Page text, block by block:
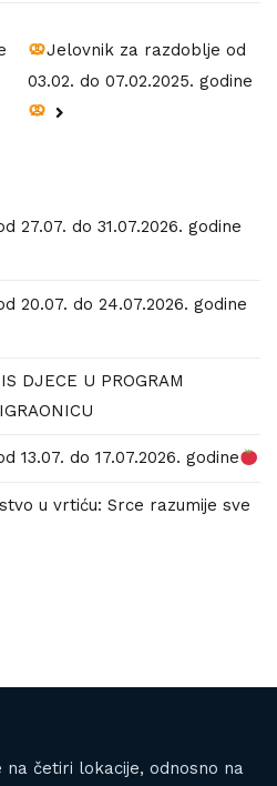
Jelovnik za razdoblje od
03.02. do 07.02.2025. godine
27.07. do 31.07.2026. godine
20.07. do 24.07.2026. godine
DJECE U PROGRAM
13.07. do 17.07.2026. godine
u vrtiću: Srce razumije sve
četiri lokacije, odnosno na